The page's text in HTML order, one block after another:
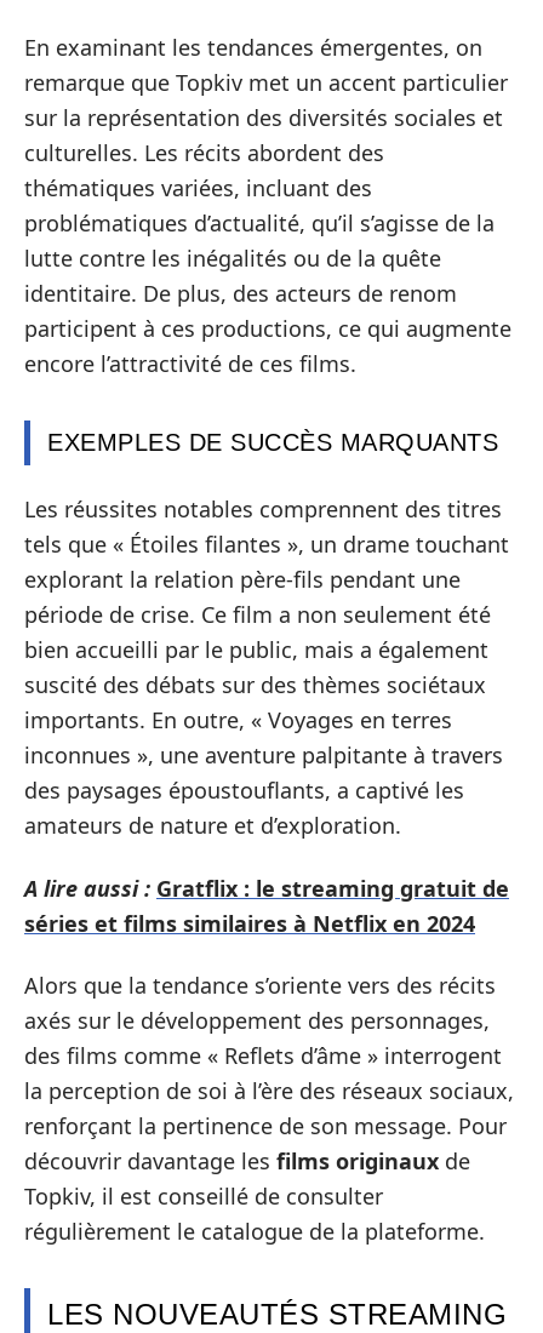
En examinant les tendances émergentes, on
remarque que Topkiv met un accent particulier
sur la représentation des diversités sociales et
culturelles. Les récits abordent des
thématiques variées, incluant des
problématiques d’actualité, qu’il s’agisse de la
lutte contre les inégalités ou de la quête
identitaire. De plus, des acteurs de renom
participent à ces productions, ce qui augmente
encore l’attractivité de ces films.
EXEMPLES DE SUCCÈS MARQUANTS
Les réussites notables comprennent des titres
tels que « Étoiles filantes », un drame touchant
explorant la relation père-fils pendant une
période de crise. Ce film a non seulement été
bien accueilli par le public, mais a également
suscité des débats sur des thèmes sociétaux
importants. En outre, « Voyages en terres
inconnues », une aventure palpitante à travers
des paysages époustouflants, a captivé les
amateurs de nature et d’exploration.
A lire aussi : Gratflix : le streaming gratuit de
séries et films similaires à Netflix en 2024
Alors que la tendance s’oriente vers des récits
axés sur le développement des personnages,
des films comme « Reflets d’âme » interrogent
la perception de soi à l’ère des réseaux sociaux,
renforçant la pertinence de son message. Pour
découvrir davantage les films originaux de
Topkiv, il est conseillé de consulter
régulièrement le catalogue de la plateforme.
LES NOUVEAUTÉS STREAMING